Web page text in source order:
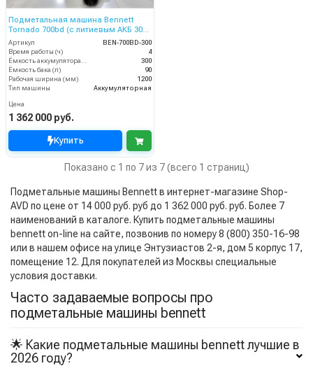
Подметальная машина Bennett
Tornado 700bd (с литиевым АКБ 300
Ач)
Артикул
BEN-700BD-300
Время работы (ч)
4
Ёмкость аккумулятора (Ач)
300
Ёмкость бака (л)
90
Рабочая ширина (мм)
1200
Тип машины
Аккумуляторная
Цена
1 362 000 руб.
Купить
Показано с 1 по 7 из 7 (всего 1 страниц)
Подметальные машины Bennett в интернет-магазине Shop-
AVD по цене от 14 000 руб. руб до 1 362 000 руб. руб. Более 7
наименований в каталоге. Купить подметальные машины
bennett on-line на сайте, позвонив по номеру 8 (800) 350-16-98
или в нашем офисе на улице Энтузиастов 2-я, дом 5 корпус 17,
помещение 12. Для покупателей из Москвы специальные
условия доставки.
Часто задаваемые вопросы про
подметальные машины bennett
🌟 Какие подметальные машины bennett лучшие в
2026 году?